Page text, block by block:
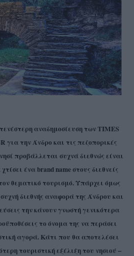
αναδημοσίευση των TIMES
για την Άνδρο και τις πεζοπορικές
προβάλλεται συχνά διεθνώς είναι
ένα brand name στους διεθνείς
θεματικό τουρισμό. Υπάρχει όμως
διεθνής αναφορά της Άνδρου και
την κάνουν γνωστή γενικότερα
το όνομα της να περάσει
αγορά. Κάτι που θα αποτελέσει
τουριστική εξέλιξη του νησιού –